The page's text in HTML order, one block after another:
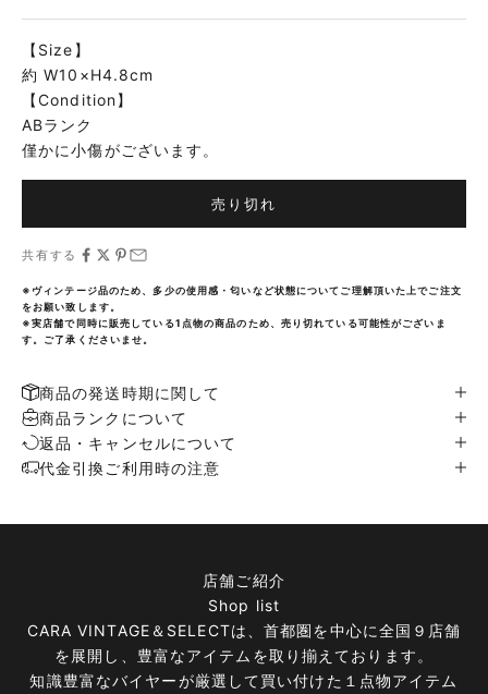
【Size】
約 W10×H4.8cm
【Condition】
ABランク
僅かに小傷がございます。
売り切れ
共有する
※ヴィンテージ品のため、多少の使用感・匂いなど状態についてご理解頂いた上でご注文
をお願い致します。
※実店舗で同時に販売している1点物の商品のため、売り切れている可能性がございま
す。ご了承くださいませ。
商品の発送時期に関して
商品ランクについて
返品・キャンセルについて
代金引換ご利用時の注意
店舗ご紹介
Shop list
CARA VINTAGE＆SELECTは、首都圏を中心に全国９店舗
を展開し、豊富なアイテムを取り揃えております。
知識豊富なバイヤーが厳選して買い付けた１点物アイテム